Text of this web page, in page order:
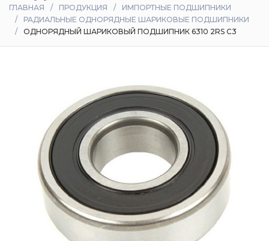
Оплата
доставка
ГЛАВНАЯ ПРОДУКЦИЯ
ИМПОРТНЫЕ ПОДШИПНИКИ
РАДИАЛЬНЫЕ ОДНОРЯДНЫЕ ШАРИКОВЫЕ ПОДШИПНИКИ
ОДНОРЯДНЫЙ ШАРИКОВЫЙ ПОДШИПНИК 6310 2RS C3